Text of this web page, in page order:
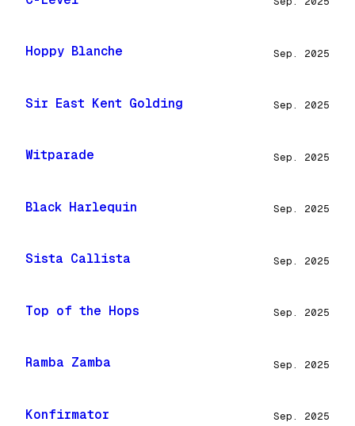
Hoppy Blanche Sep. 2025
Sir East Kent Golding Sep. 2025
Witparade Sep. 2025
Black Harlequin Sep. 2025
Sista Callista Sep. 2025
Top of the Hops Sep. 2025
Ramba Zamba Sep. 2025
Konfirmator Sep. 2025